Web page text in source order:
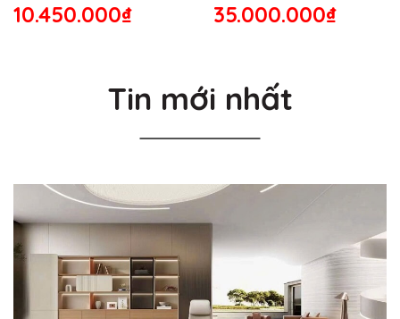
10.450.000₫ 35.000.000₫
Tin mới nhất